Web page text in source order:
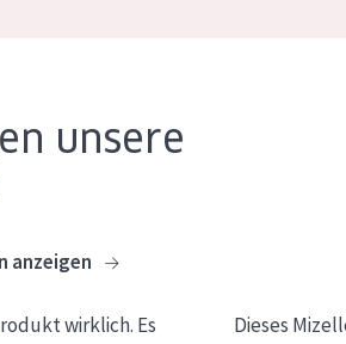
unsere
anzeigen
wirklich. Es
Dieses